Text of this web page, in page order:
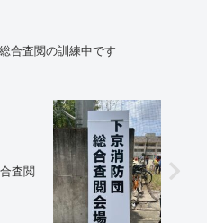
合査閲の訓練中です
査閲